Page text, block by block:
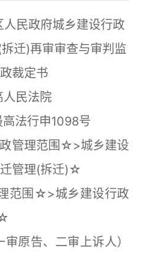
民政府城乡建设行政
迁)再审审查与审判监
裁定书
民法院
法行申1098号
管理范围☆>城乡建设
管理(拆迁)☆
围☆>城乡建设行政
原告、二审上诉人）